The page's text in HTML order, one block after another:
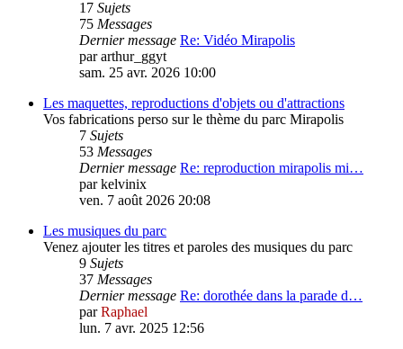
17 Sujets
75 Messages
Dernier message Re: Vidéo Mirapolis
pararthur_ggyt
sam. 25 avr. 2026 10:00
Les maquettes, reproductions d'objets ou d'attractions
Vos fabrications perso sur le thème du parc Mirapolis
7 Sujets
53 Messages
Dernier message Re: reproduction mirapolis mi…
parkelvinix
ven. 7 août 2026 20:08
Les musiques du parc
Venez ajouter les titres et paroles des musiques du parc
9 Sujets
37 Messages
Dernier message Re: dorothée dans la parade d…
parRaphael
lun. 7 avr. 2025 12:56